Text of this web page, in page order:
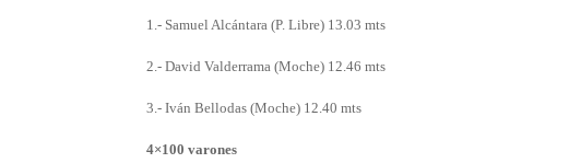
1.- Samuel Alcántara (P. Libre) 13.03 mts
2.- David Valderrama (Moche) 12.46 mts
3.- Iván Bellodas (Moche) 12.40 mts
4×100 varones